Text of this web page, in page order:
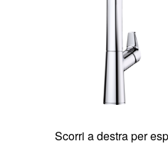
Scorri a destra per